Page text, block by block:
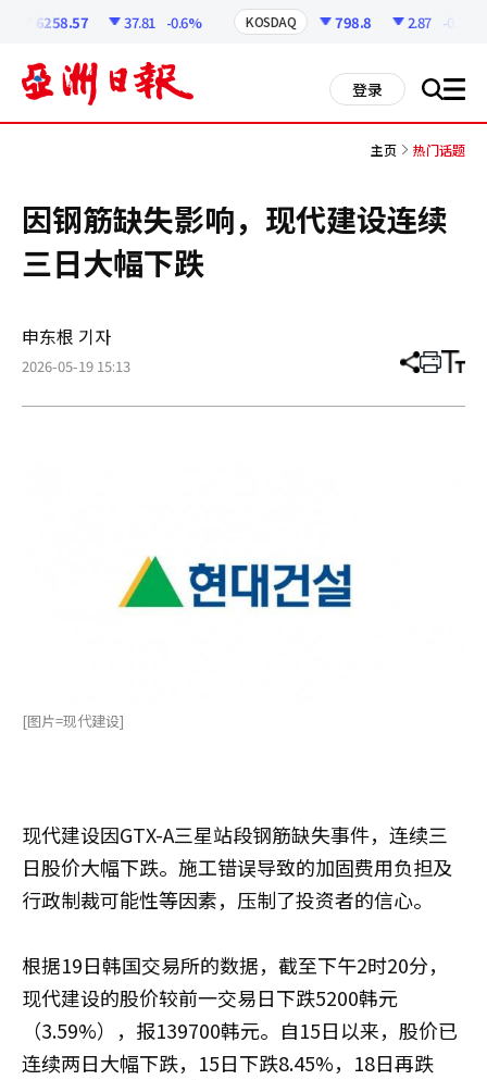
6258.57 37.81 -0.6% KOSDAQ 798.8 2.87 -0.36%
登录 搜 all
主页 热门话题
因钢筋缺失影响，现代建设连续
三日大幅下跌
申东根 기자
2026-05-19 15:13 分
章
打 调
小
[图片=现代建设]
现代建设因GTX-A三星站段钢筋缺失事件，连续三
日股价大幅下跌。施工错误导致的加固费用负担及
行政制裁可能性等因素，压制了投资者的信心。
根据19日韩国交易所的数据，截至下午2时20分，
现代建设的股价较前一交易日下跌5200韩元
（3.59%），报139700韩元。自15日以来，股价已
连续两日大幅下跌，15日下跌8.45%，18日再跌